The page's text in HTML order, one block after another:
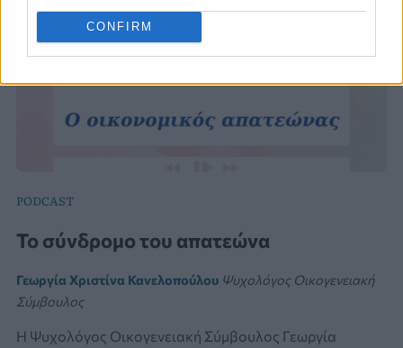
CONFIRM
PODCAST
Το σύνδρομο του απατεώνα
Γεωργία Χριστίνα Κανελοπούλου Ψυχολόγος Οικογενειακή
Σύμβουλος
Η Ψυχολόγος Οικογενειακή Σύμβουλος Γεωργία